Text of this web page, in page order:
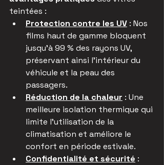
teintées :
Protection contre les UV : Nos
films haut de gamme bloquent
jusqu'à 99 % des rayons UV,
préservant ainsi l'intérieur du
véhicule et la peau des
passagers.
Réduction de la chaleur : Une
meilleure isolation thermique qui
limite l'utilisation de la
climatisation et améliore le
confort en période estivale.
Confidentialité et sécurité :